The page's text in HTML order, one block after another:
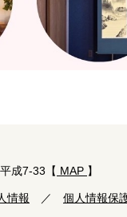
成7-33【 MAP 】
情報 ／ 個人情報保